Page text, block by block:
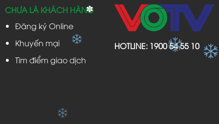
CHƯA LÀ KHÁCH HÀNG
Đăng ký Online
Khuyến mại
Tìm điểm giao dịch
HOTLINE: 1900 54 55 10